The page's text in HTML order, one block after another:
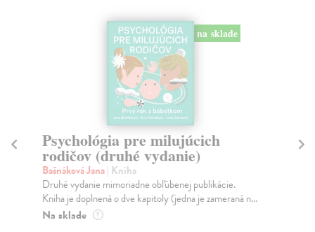
Logopédia včas - otázky a
odpovede
Pečarková Jana| Kniha
Získajte odpovede na najčastejšie otázky o vývine
detskej reči, jeho podpore, ťažkostiach a o staros...
Do 4 dní